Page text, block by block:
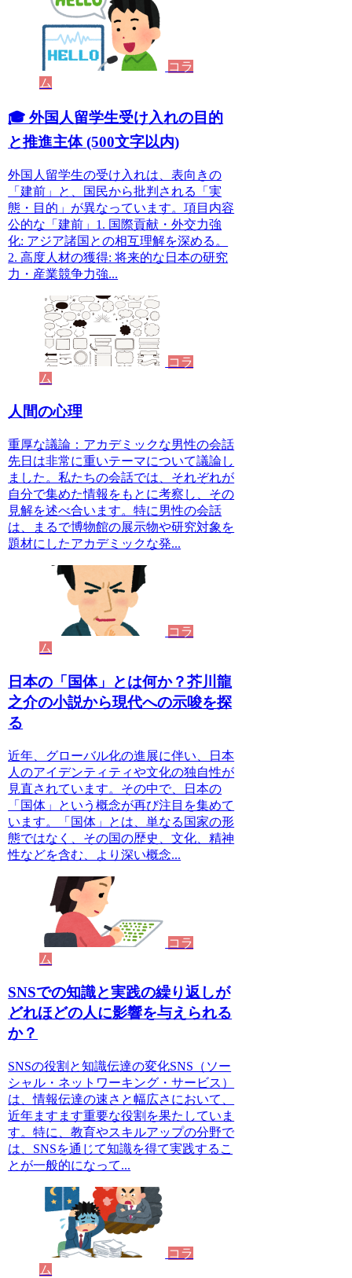
コラ
ム
🎓 外国人留学生受け入れの目的
と推進主体 (500文字以内)
外国人留学生の受け入れは、表向きの
「建前」と、国民から批判される「実
態・目的」が異なっています。項目内容
公的な「建前」1. 国際貢献・外交力強
化: アジア諸国との相互理解を深める。
2. 高度人材の獲得: 将来的な日本の研究
力・産業競争力強...
コラ
ム
人間の心理
重厚な議論：アカデミックな男性の会話
先日は非常に重いテーマについて議論し
ました。私たちの会話では、それぞれが
自分で集めた情報をもとに考察し、その
見解を述べ合います。特に男性の会話
は、まるで博物館の展示物や研究対象を
題材にしたアカデミックな発...
コラ
ム
日本の「国体」とは何か？芥川龍
之介の小説から現代への示唆を探
る
近年、グローバル化の進展に伴い、日本
人のアイデンティティや文化の独自性が
見直されています。その中で、日本の
「国体」という概念が再び注目を集めて
います。「国体」とは、単なる国家の形
態ではなく、その国の歴史、文化、精神
性などを含む、より深い概念...
コラ
ム
SNSでの知識と実践の繰り返しが
どれほどの人に影響を与えられる
か？
SNSの役割と知識伝達の変化SNS（ソー
シャル・ネットワーキング・サービス）
は、情報伝達の速さと幅広さにおいて、
近年ますます重要な役割を果たしていま
す。特に、教育やスキルアップの分野で
は、SNSを通じて知識を得て実践するこ
とが一般的になって...
コラ
ム